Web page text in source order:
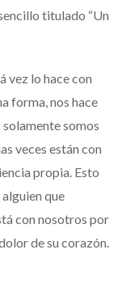
titulado “Un
vez lo hace con
forma, nos hace
somos
veces están con
propia. Esto
que
con nosotros por
de su corazón.